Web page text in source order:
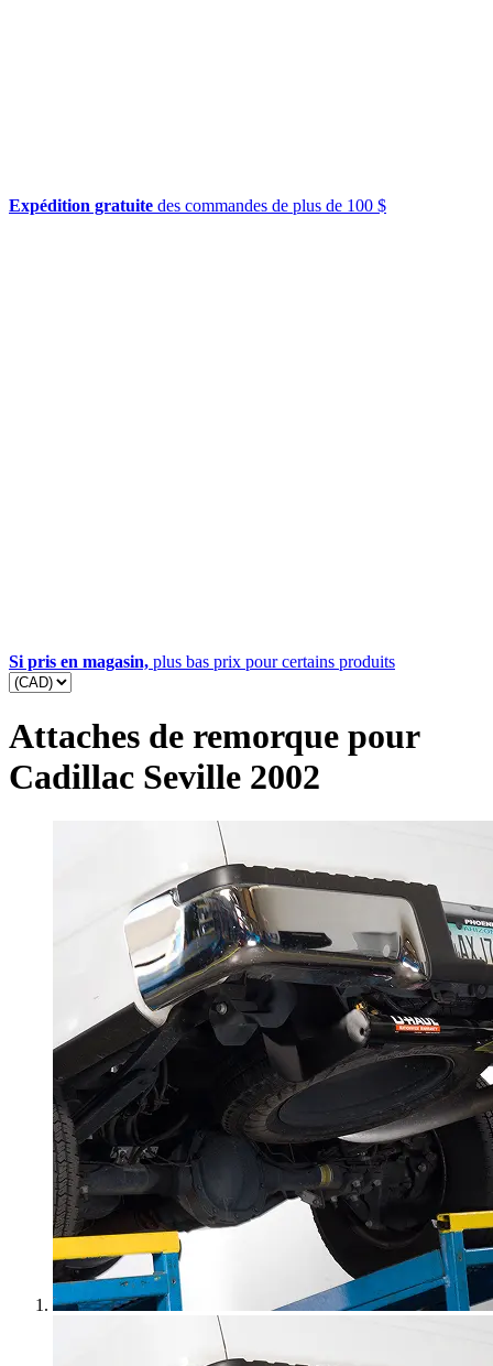
Expédition gratuite des commandes de plus de 100 $
Si pris en magasin, plus bas prix pour certains produits
Attaches de remorque pour
Cadillac Seville 2002